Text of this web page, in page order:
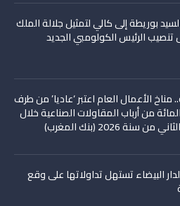
بوريطة إلى كالي لتمثيل جلالة الملك
الرئيس الكولومبي الجديد
مناخ الأعمال العام اعتبر ‘عاديا’ من طرف
المائة من أرباب المقاولات الصناعية خلال
سنة 2026 (بنك المغرب)
البيضاء تستهل تداولاتها على وقع